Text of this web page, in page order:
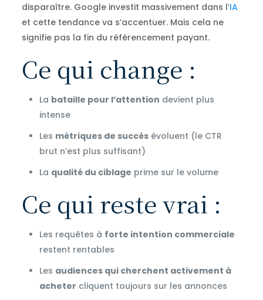
disparaître. Google investit massivement dans l’IA
et cette tendance va s’accentuer. Mais cela ne
signifie pas la fin du référencement payant.
Ce qui change :
La bataille pour l’attention devient plus
intense
Les métriques de succèsévoluent (le CTR
brut n’est plus suffisant)
La qualité du ciblage prime sur le volume
Ce qui reste vrai :
Les requêtes à forte intention commerciale
restent rentables
Les audiences qui cherchent activement à
acheter cliquent toujours sur les annonces